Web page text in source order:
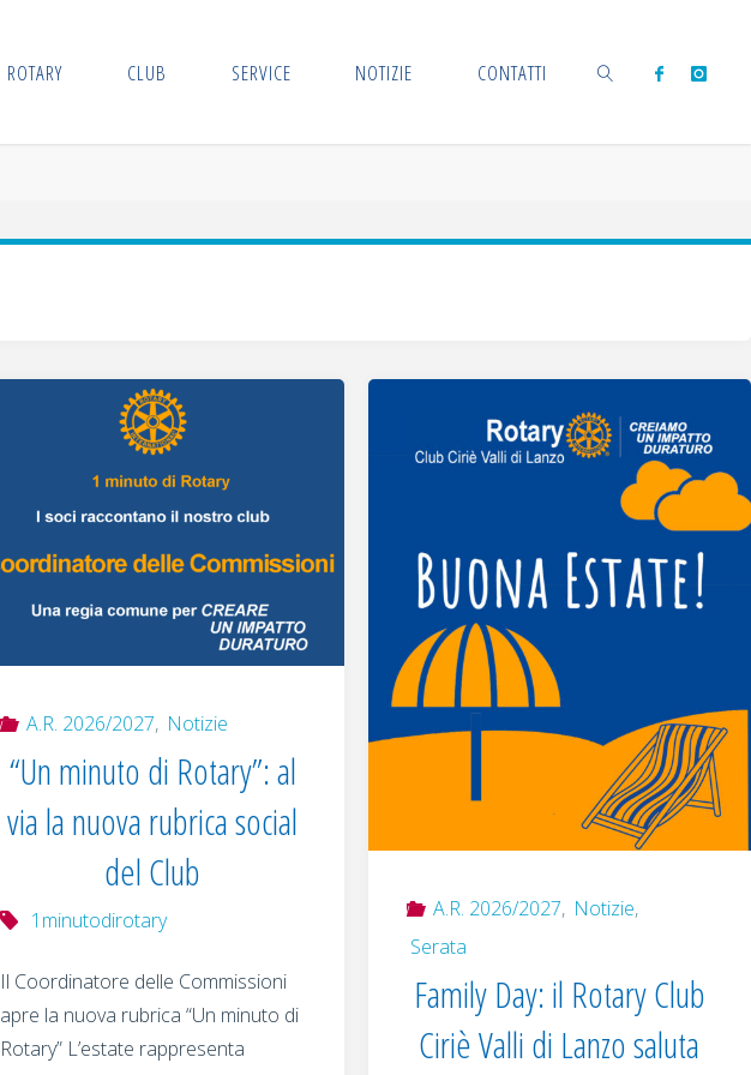
ROTARY CLUB SERVICE NOTIZIE CONTATTI
A.R. 2026/2027, Notizie
“Un minuto di Rotary”: al
via la nuova rubrica social
del Club
1minutodirotary
Il Coordinatore delle Commissioni
apre la nuova rubrica “Un minuto di
Rotary” L’estate rappresenta
A.R. 2026/2027, Notizie,
Serata
Family Day: il Rotary Club
Ciriè Valli di Lanzo saluta